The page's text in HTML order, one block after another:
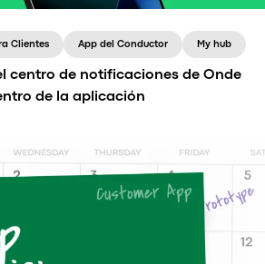
business can use Onde app
users, run promotions,
and collect feedback.
Clientes App del Conductor My hub
centro de notificaciones de Onde
de la aplicación